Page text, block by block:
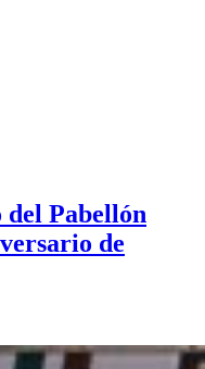
Pabellón
de